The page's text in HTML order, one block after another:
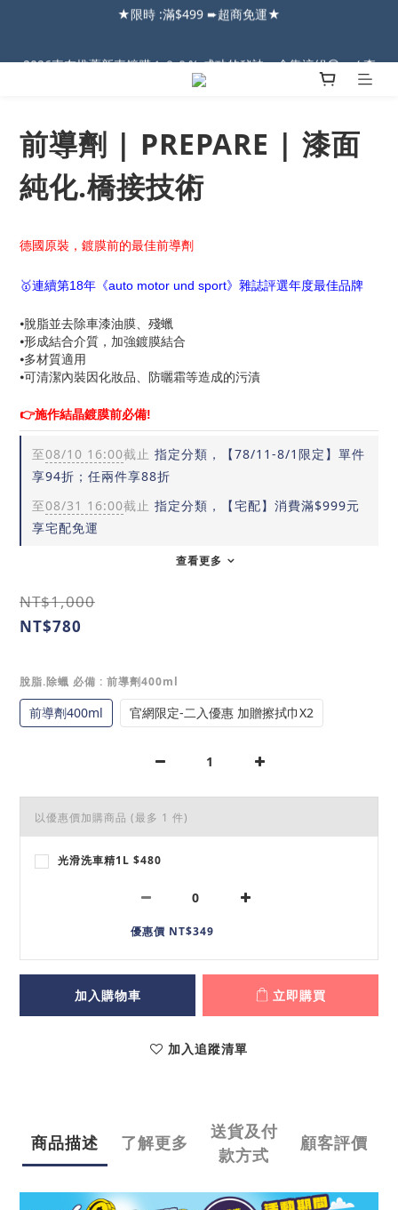
2026車友推薦新車鍍膜１００% 成功的秘訣，全靠這組😎　 ( 查
2026車友推薦新車鍍膜１００% 成功的秘訣，全靠這組😎　 ( 查
★限時 :滿$499 ➨超商免運★
2026車友推薦新車鍍膜１００% 成功的秘訣，全靠這組😎　 ( 查
前導劑 | PREPARE | 漆面
純化.橋接技術
德國原裝，鍍膜前的最佳前導劑
🥇連續第18年《auto motor und sport》雜誌評選年度最佳品牌
⦁脫脂並去除車漆油膜、殘蠟
⦁形成結合介質，加強鍍膜結合
⦁多材質適用
⦁可清潔內裝因化妝品、防曬霜等造成的污漬
👉施作結晶鍍膜前必備!
至08/10 16:00截止 指定分類，【78/11-8/1限定】單件
享94折；任兩件享88折
至08/31 16:00截止 指定分類，【宅配】消費滿$999元
享宅配免運
查看更多
NT$1,000
NT$780
脫脂.除蠟 必備 : 前導劑400ml
前導劑400ml 官網限定-二入優惠 加贈擦拭巾X2
以優惠價加購商品 (最多 1 件)
光滑洗車精1L $480
優惠價 NT$349
加入購物車 立即購買
加入追蹤清單
商品描述 了解更多
送貨及付
款方式
顧客評價